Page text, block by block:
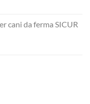
cani da ferma SICUR